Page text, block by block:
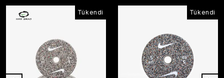
Tükendi Tükendi